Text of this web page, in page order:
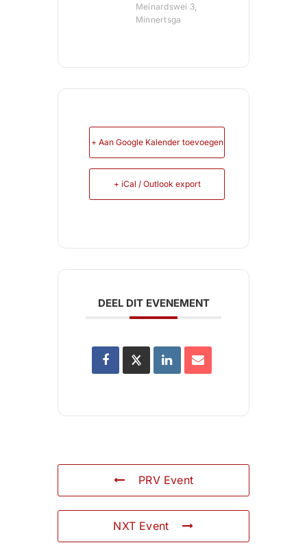
Meinardswei 3,
Minnertsga
+ Aan Google Kalender toevoegen
+ iCal / Outlook export
DEEL DIT EVENEMENT
PRV Event
NXT Event